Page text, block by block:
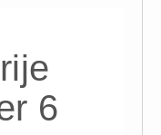
6